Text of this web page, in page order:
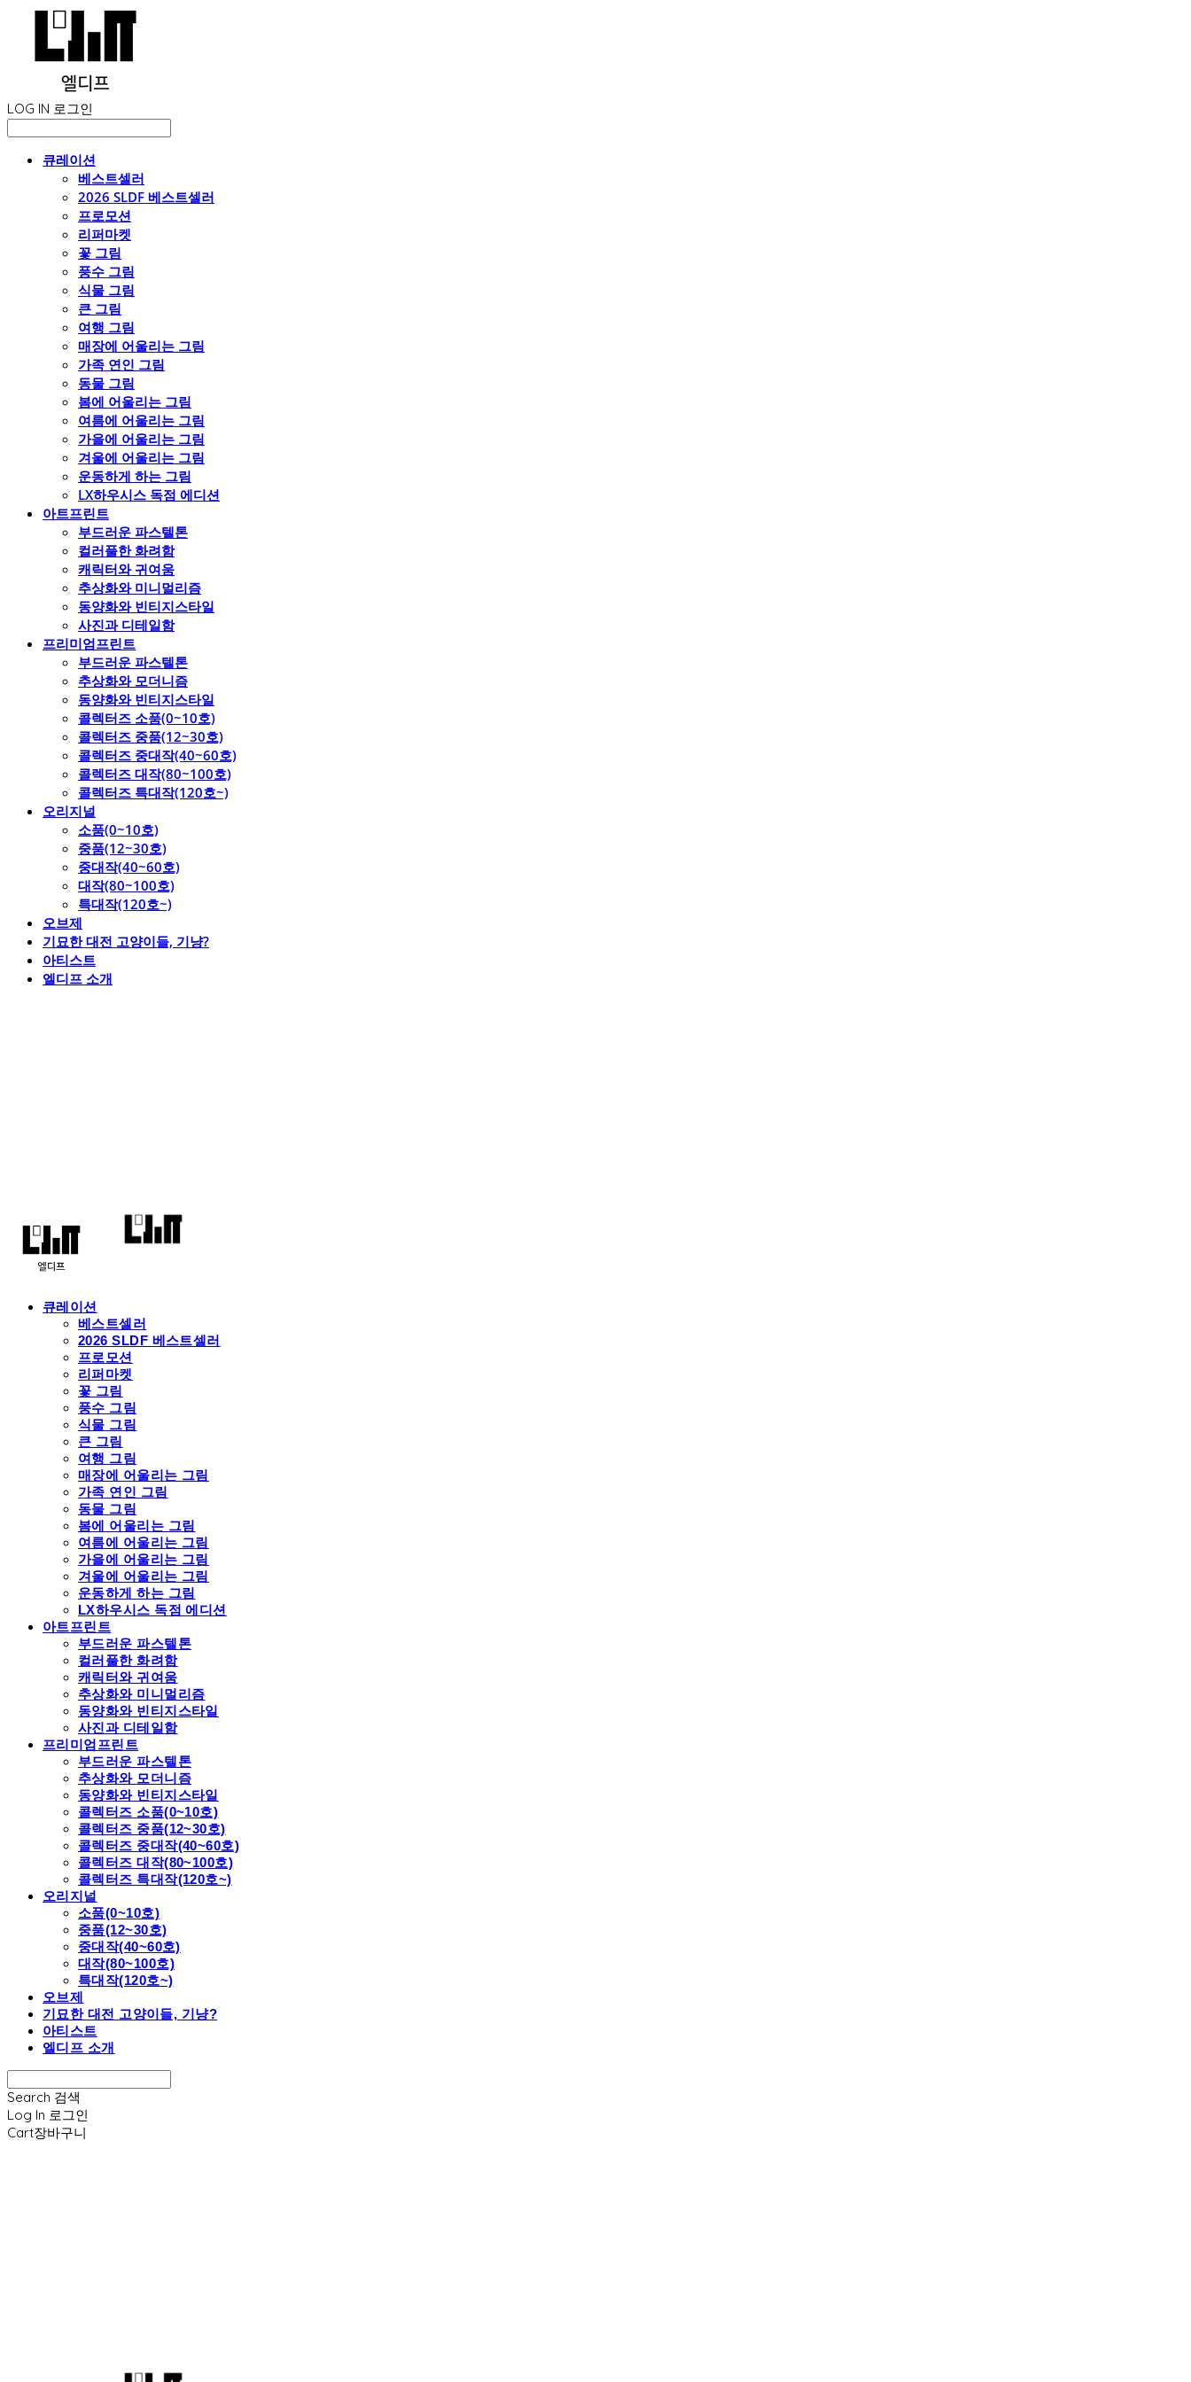
LOG IN 로그인
큐레이션
베스트셀러
2026 SLDF 베스트셀러
프로모션
리퍼마켓
꽃 그림
풍수 그림
식물 그림
큰 그림
여행 그림
매장에 어울리는 그림
가족 연인 그림
동물 그림
봄에 어울리는 그림
여름에 어울리는 그림
가을에 어울리는 그림
겨울에 어울리는 그림
운동하게 하는 그림
LX하우시스 독점 에디션
아트프린트
부드러운 파스텔톤
컬러풀한 화려함
캐릭터와 귀여움
추상화와 미니멀리즘
동양화와 빈티지스타일
사진과 디테일함
프리미엄프린트
부드러운 파스텔톤
추상화와 모더니즘
동양화와 빈티지스타일
콜렉터즈 소품(0~10호)
콜렉터즈 중품(12~30호)
콜렉터즈 중대작(40~60호)
콜렉터즈 대작(80~100호)
콜렉터즈 특대작(120호~)
오리지널
소품(0~10호)
중품(12~30호)
중대작(40~60호)
대작(80~100호)
특대작(120호~)
오브제
기묘한 대전 고양이들, 기냥?
아티스트
엘디프 소개
큐레이션
베스트셀러
2026 SLDF 베스트셀러
프로모션
리퍼마켓
꽃 그림
풍수 그림
식물 그림
큰 그림
여행 그림
매장에 어울리는 그림
가족 연인 그림
동물 그림
봄에 어울리는 그림
여름에 어울리는 그림
가을에 어울리는 그림
겨울에 어울리는 그림
운동하게 하는 그림
LX하우시스 독점 에디션
아트프린트
부드러운 파스텔톤
컬러풀한 화려함
캐릭터와 귀여움
추상화와 미니멀리즘
동양화와 빈티지스타일
사진과 디테일함
프리미엄프린트
부드러운 파스텔톤
추상화와 모더니즘
동양화와 빈티지스타일
콜렉터즈 소품(0~10호)
콜렉터즈 중품(12~30호)
콜렉터즈 중대작(40~60호)
콜렉터즈 대작(80~100호)
콜렉터즈 특대작(120호~)
오리지널
소품(0~10호)
중품(12~30호)
중대작(40~60호)
대작(80~100호)
특대작(120호~)
오브제
기묘한 대전 고양이들, 기냥?
아티스트
엘디프 소개
Search 검색
Log In 로그인
Cart장바구니